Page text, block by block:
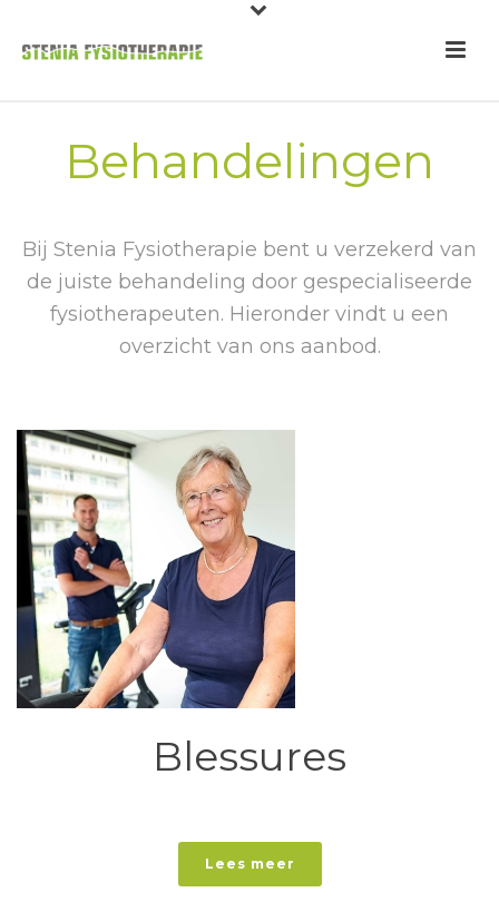
Behandelingen
Bij Stenia Fysiotherapie bent u verzekerd van
de juiste behandeling door gespecialiseerde
fysiotherapeuten. Hieronder vindt u een
overzicht van ons aanbod.
Blessures
Lees meer